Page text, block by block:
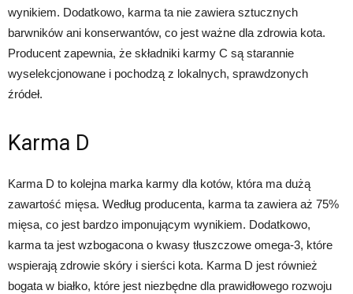
wynikiem. Dodatkowo, karma ta nie zawiera sztucznych
barwników ani konserwantów, co jest ważne dla zdrowia kota.
Producent zapewnia, że składniki karmy C są starannie
wyselekcjonowane i pochodzą z lokalnych, sprawdzonych
źródeł.
Karma D
Karma D to kolejna marka karmy dla kotów, która ma dużą
zawartość mięsa. Według producenta, karma ta zawiera aż 75%
mięsa, co jest bardzo imponującym wynikiem. Dodatkowo,
karma ta jest wzbogacona o kwasy tłuszczowe omega-3, które
wspierają zdrowie skóry i sierści kota. Karma D jest również
bogata w białko, które jest niezbędne dla prawidłowego rozwoju